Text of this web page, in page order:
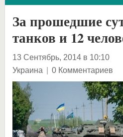
За прошедшие
танков и 12
13 Сентябрь, 2014 в 10:10
Украина | 0 Комментариев